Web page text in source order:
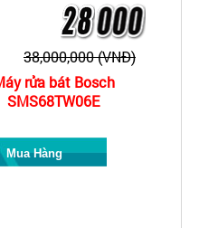
38,000,000 (VNĐ)
rửa bát Bosch
SMS68TW06E